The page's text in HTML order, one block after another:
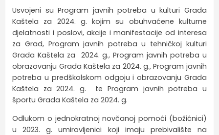
Usvojeni su Program javnih potreba u kulturi Grada
Kaštela za 2024. g. kojim su obuhvaćene kulturne
djelatnosti i poslovi, akcije i manifestacije od interesa
za Grad, Program javnih potreba u tehničkoj kulturi
Grada Kaštela za 2024. g., Program javnih potreba u
obrazovanju Grada Kaštela za 2024. g., Program javnih
potreba u predškolskom odgoju i obrazovanju Grada
Kaštela za 2024. g. te Program javnih potreba u
športu Grada Kaštela za 2024. g.
Odlukom o jednokratnoj novčanoj pomoći (božićnici)
u 2023. g. umirovljenici koji imaju prebivalište na